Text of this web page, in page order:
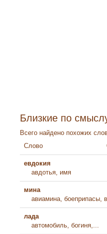
Близкие по
Всего найдено похожих
Слово
евдокия
авдотья, имя
мина
авиамина, боеприпасы,
лада
автомобиль, богиня,...